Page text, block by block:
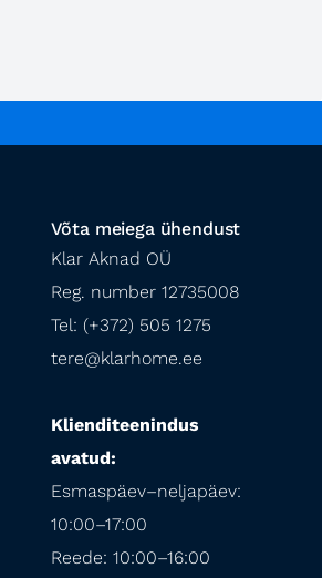
Võta meiega ühendust
Klar Aknad OÜ
Reg. number 12735008
Tel: (+372) 505 1275
tere@klarhome.ee
Klienditeenindus
avatud:
Esmaspäev–neljapäev:
10:00–17:00
Reede: 10:00–16:00